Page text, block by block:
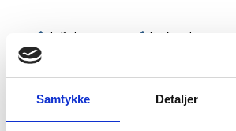
Samtykke Detaljer
1-2 dages
Fri fragt over